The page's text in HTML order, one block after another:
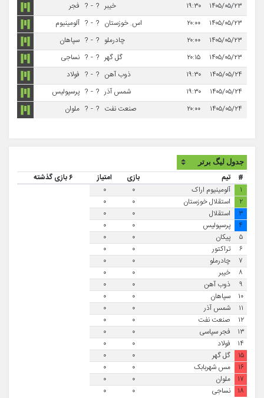
۱۴۰۵/۰۵/۲۳
۱۹:۳۰ خیبر ?
-
? فجر
۱۴۰۵/۰۵/۲۳
۲۰:۰۰ اس. خوزستان ?
-
? آلومینیوم
۱۴۰۵/۰۵/۲۳
۲۰:۰۰ چادرملو ?
-
? سپاهان
۱۴۰۵/۰۵/۲۳
۲۰:۱۵ گل گهر ?
-
? نساجی
۱۴۰۵/۰۵/۲۴
۱۹:۳۰ ذوب آهن ?
-
? فولاد
۱۴۰۵/۰۵/۲۴
۱۹:۳۰ شمس آذر ?
-
? پرسپولیس
۱۴۰۵/۰۵/۲۴
۲۰:۰۰ صنعت نفت ?
-
? ملوان
# تیم بازی امتیاز
۶ بازی گذشته
۱
آلومینیوم اراک ۰
۰
۲
استقلال خوزستان ۰
۰
۳
استقلال ۰
۰
۴
پرسپولیس ۰
۰
۵
پیکان ۰
۰
۶
تراکتور ۰
۰
۷
چادرملو ۰
۰
۸
خیبر ۰
۰
۹
ذوب آهن ۰
۰
۱۰
سپاهان ۰
۰
۱۱
شمس آذر ۰
۰
۱۲
صنعت نفت ۰
۰
۱۳
فجر سپاسی ۰
۰
۱۴
فولاد ۰
۰
۱۵
گل گهر ۰
۰
۱۶
مس شهربابک ۰
۰
۱۷
ملوان ۰
۰
۱۸
نساجی ۰ ۰